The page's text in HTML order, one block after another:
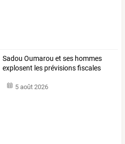
Sadou Oumarou et ses hommes
explosent les prévisionsfiscales
5 août 2026